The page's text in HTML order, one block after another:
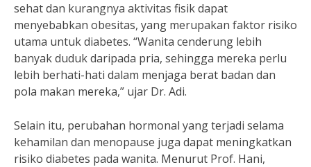
sehat dan kurangnya aktivitas fisik dapat
menyebabkan obesitas, yang merupakan faktor risiko
utama untuk diabetes. “Wanita cenderung lebih
banyak duduk daripada pria, sehingga mereka perlu
lebih berhati-hati dalam menjaga berat badan dan
pola makan mereka,” ujar Dr. Adi.
Selain itu, perubahan hormonal yang terjadi selama
kehamilan dan menopause juga dapat meningkatkan
risiko diabetes pada wanita. Menurut Prof. Hani,